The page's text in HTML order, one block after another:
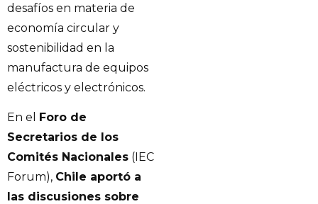
desafíos en materia de
economía circular y
sostenibilidad en la
manufactura de equipos
eléctricos y electrónicos.
En el Foro de
Secretarios de los
Comités Nacionales (IEC
Forum), Chile aportó a
las discusiones sobre